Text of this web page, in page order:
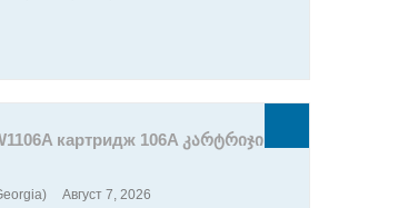
картридж 106A კარტრიჯი
Август 7, 2026